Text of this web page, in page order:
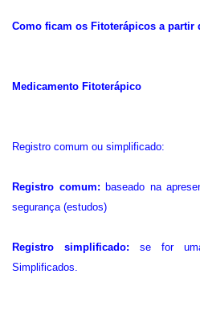
Como ficam os Fitoterápicos a partir
Medicamento Fitoterápico
Registro comum ou simplificado:
Registro comum: baseado na
segurança (estudos)
Registro simplificado: se for
Simplificados.